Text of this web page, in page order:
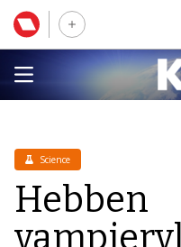
Science
Hebben